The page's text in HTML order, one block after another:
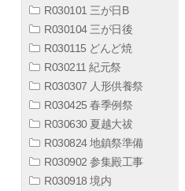
R030101 三が日B
R030104 三が日後
R030115 どんど焼
R030211 紀元祭
R030307 人形供養祭
R030425 春季例祭
R030630 夏越大祓
R030824 地鎮祭準備
R030902 参集殿工事
R030918 境内